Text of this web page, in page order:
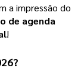
a impressão do
de agenda
!
?